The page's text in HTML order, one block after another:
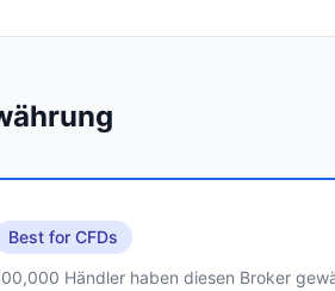
Best for CFDs
Händler haben diesen Broker